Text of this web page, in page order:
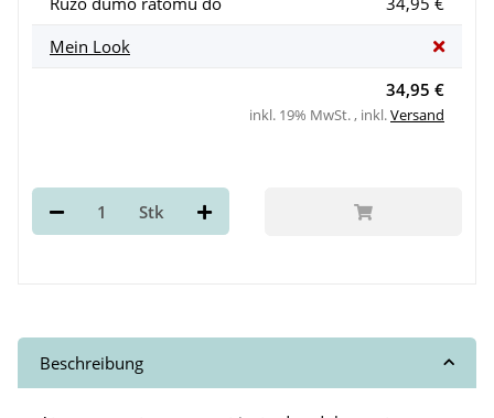
Mein Look
34,95 €
inkl. 19% MwSt. , inkl.Versand
Stk
Beschreibung